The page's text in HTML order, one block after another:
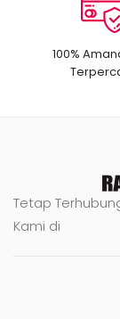
100%
Tetap
Kami di